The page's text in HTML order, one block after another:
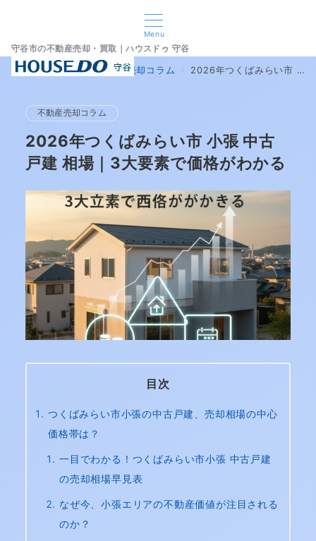
Menu
守谷市の不動産売却・買取｜ハウスドゥ 守谷
home ブログ 不動産売却コラム 2026年つくばみらい市 小張 中古戸建 相場｜3大要素で価格がわかる
不動産売却コラム
2026年つくばみらい市 小張 中古
戸建 相場｜3大要素で価格がわかる
目次
つくばみらい市小張の中古戸建、売却相場の中心
価格帯は？
一目でわかる！つくばみらい市小張 中古戸建
の売却相場早見表
なぜ今、小張エリアの不動産価値が注目される
のか？